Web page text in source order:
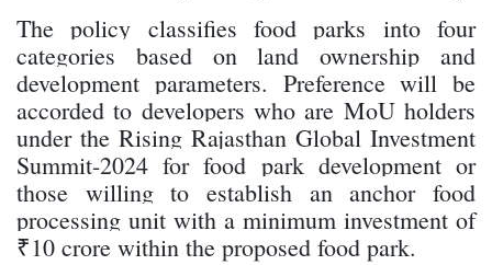
The policy classifies food parks into four
categories based on land ownership and
development parameters. Preference will be
accorded to developers who are MoU holders
under the Rising Rajasthan Global Investment
Summit-2024 for food park development or
those willing to establish an anchor food
processing unit with a minimum investment of
₹10 crore within the proposed food park.